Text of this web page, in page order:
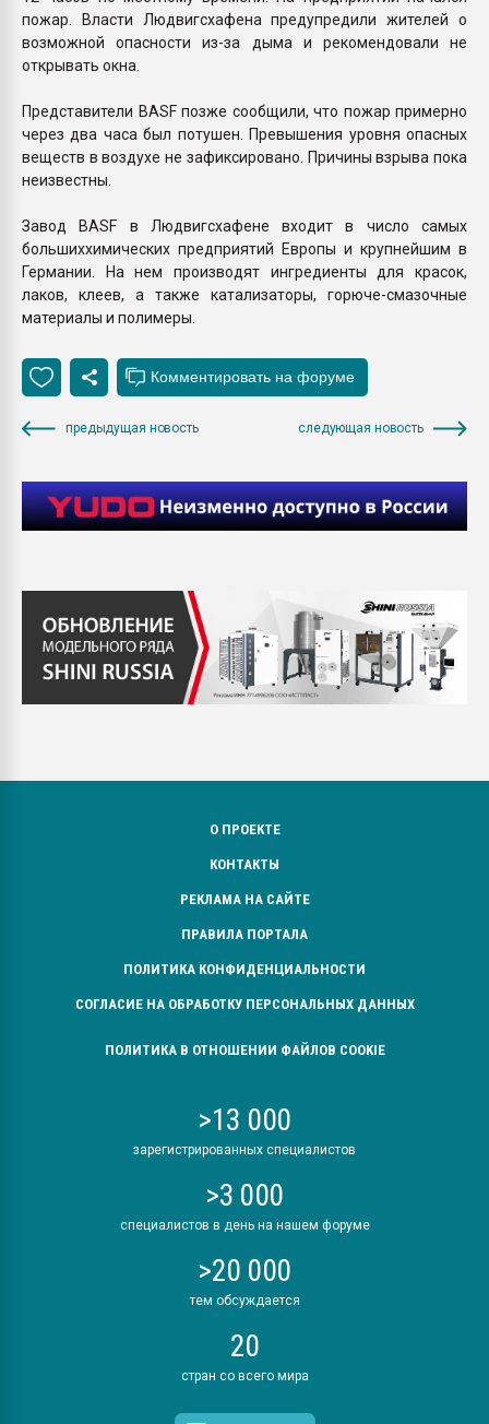
пожар. Власти Людвигсхафена предупредили жителей о
возможной опасности из-за дыма и рекомендовали не
открывать окна.
Представители BASF позже сообщили, что пожар примерно
через два часа был потушен. Превышения уровня опасных
веществ в воздухе не зафиксировано. Причины взрыва пока
неизвестны.
Завод BASF в Людвигсхафене входит в число самых
большиххимических предприятий Европы и крупнейшим в
Германии. На нем производят ингредиенты для красок,
лаков, клеев, а также катализаторы, горюче-смазочные
материалы и полимеры.
предыдущая новость следующая новость
О ПРОЕКТЕ
КОНТАКТЫ
РЕКЛАМА НА САЙТЕ
ПРАВИЛА ПОРТАЛА
ПОЛИТИКА КОНФИДЕНЦИАЛЬНОСТИ
СОГЛАСИЕ НА ОБРАБОТКУ ПЕРСОНАЛЬНЫХ ДАННЫХ
ПОЛИТИКА В ОТНОШЕНИИ ФАЙЛОВ COOKIE
>13 000
зарегистрированных специалистов
>3 000
специалистов в день на нашем форуме
>20 000
тем обсуждается
20
стран со всего мира